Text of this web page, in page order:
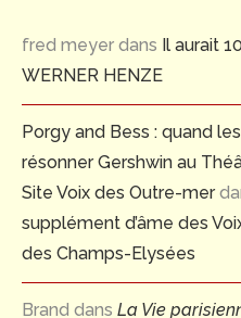
fred meyer dans Il aurait
WERNER HENZE
Porgy and Bess : quand
résonner Gershwin au
Site Voix des Outre-mer
supplément d’âme des
des Champs-Elysées
Brand dans La Vie